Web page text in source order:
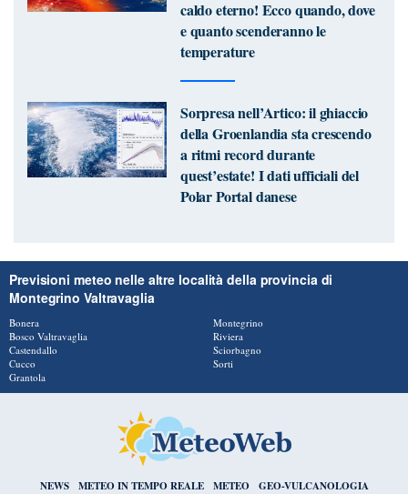
caldo eterno! Ecco quando, dove
e quanto scenderanno le
temperature
Sorpresa nell’Artico: il ghiaccio
della Groenlandia sta crescendo
a ritmi record durante
quest’estate! I dati ufficiali del
Polar Portal danese
Previsioni meteo nelle altre località della provincia di
Montegrino Valtravaglia
Bonera
Bosco Valtravaglia
Castendallo
Cucco
Grantola
Montegrino
Riviera
Sciorbagno
Sorti
NEWS METEO IN TEMPO REALE METEO GEO-VULCANOLOGIA